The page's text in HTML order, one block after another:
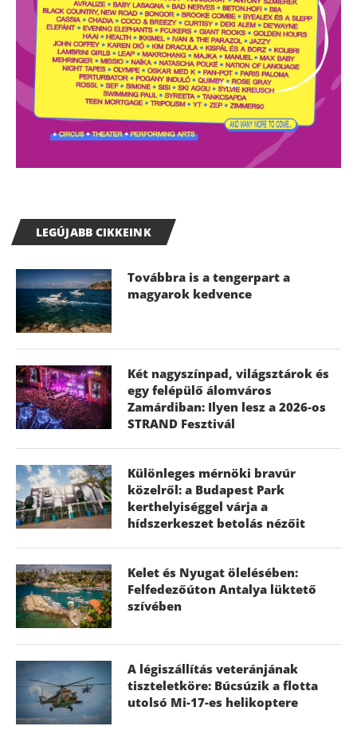
LEGÚJABB CIKKEINK
Továbbra is a tengerpart a
magyarok kedvence
Két nagyszínpad, világsztárok és
egy felépülő álomváros
Zamárdiban: Ilyen lesz a 2026-os
STRAND Fesztivál
Különleges mérnöki bravúr
közelről: a Budapest Park
kerthelyiséggel várja a
hídszerkeszet betolás nézőit
Kelet és Nyugat ölelésében:
Felfedezőúton Antalya lüktető
szívében
A légiszállítás veteránjának
tiszteletköre: Búcsúzik a flotta
utolsó Mi-17-es helikoptere